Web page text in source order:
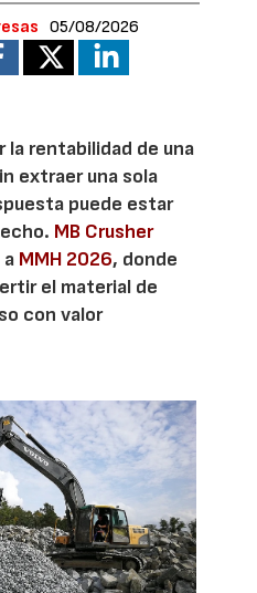
05/08/2026
la rentabilidad de una
extraer una sola
puede estar
MB Crusher
MMH 2026, donde
el material de
con valor